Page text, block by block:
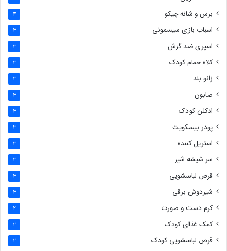
برس و شانه چیکو 4
اسباب بازی سیسمونی 3
اسپری ضد گزش 3
کلاه حمام کودک 3
زانو بند 3
صابون 3
ادکلن کودک 3
پودر بیسکویت 3
استریل کننده 3
سر شیشه شیر 3
قرص لباسشویی 3
شیردوش برقی 3
کرم دست و صورت 2
کمک غذای کودک 2
قرص لباسشویی کودک 2